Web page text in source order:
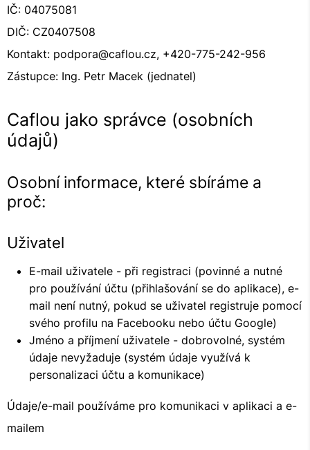
IČ: 04075081
DIČ: CZ0407508
Kontakt: podpora@caflou.cz, +420-775-242-956
Zástupce: Ing. Petr Macek (jednatel)
Caflou jako správce (osobních
údajů)
Osobní informace, které sbíráme a
proč:
Uživatel
E-mail uživatele - při registraci (povinné a nutné
pro používání účtu (přihlašování se do aplikace), e-
mail není nutný, pokud se uživatel registruje pomocí
svého profilu na Facebooku nebo účtu Google)
Jméno a příjmení uživatele - dobrovolné, systém
údaje nevyžaduje (systém údaje využívá k
personalizaci účtu a komunikace)
Údaje/e-mail používáme pro komunikaci v aplikaci a e-
mailem